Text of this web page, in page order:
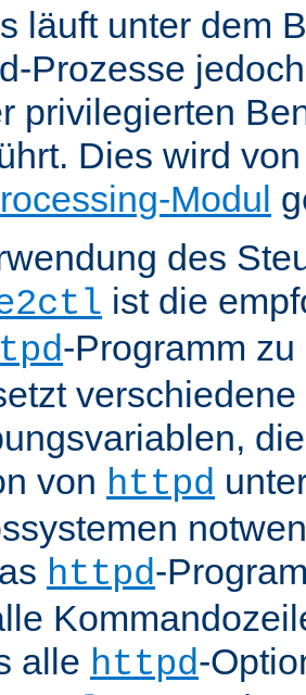
läuft unter dem
Prozesse
privilegierten
Dies wird
Modul
des
ist die
-Programm
verschiedene
von httpd
httpd-
alle httpd-